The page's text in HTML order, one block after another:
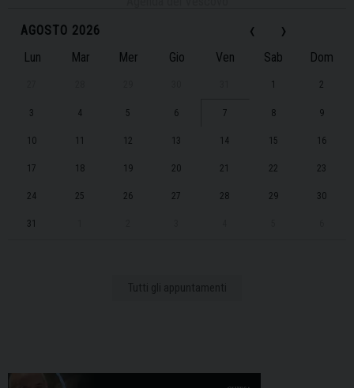
‹
AGOSTO 2026 ›
Lun Mar Mer Gio Ven Sab Dom
1 2
3 4 5 6 7 8 9
10 11 12 13 14 15 16
17 18 19 20 21 22 23
24 25 26 27 28 29 30
31
Tutti gli appuntamenti